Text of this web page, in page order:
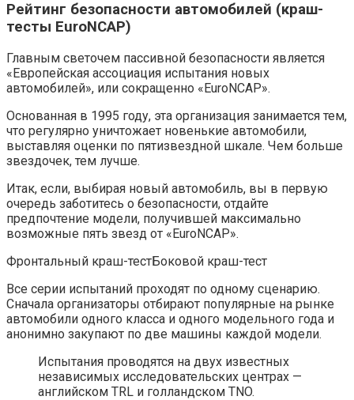
Рейтинг безопасности автомобилей (краш-
тесты EuroNCAP)
Главным светочем пассивной безопасности является
«Европейская ассоциация испытания новых
автомобилей», или сокращенно «EuroNCAP».
Основанная в 1995 году, эта организация занимается тем,
что регулярно уничтожает новенькие автомобили,
выставляя оценки по пятизвездной шкале. Чем больше
звездочек, тем лучше.
Итак, если, выбирая новый автомобиль, вы в первую
очередь заботитесь о безопасности, отдайте
предпочтение модели, получившей максимально
возможные пять звезд от «EuroNCAP».
Фронтальный краш-тестБоковой краш-тест
Все серии испытаний проходят по одному сценарию.
Сначала организаторы отбирают популярные на рынке
автомобили одного класса и одного модельного года и
анонимно закупают по две машины каждой модели.
Испытания проводятся на двух известных
независимых исследовательских центрах —
английском TRL и голландском TNO.